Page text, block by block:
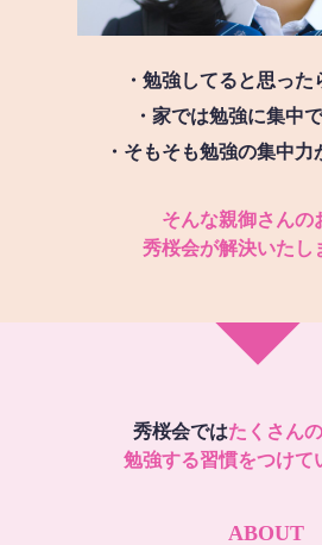
・勉強してると思っ
・家では勉強に集中
・そもそも勉強の集中
そんな親御さんの
秀桜会が解決いたし
秀桜会ではたくさん
勉強する習慣をつけて
ABOUT